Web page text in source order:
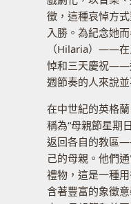
徵，這種哀悼方
入勝。為紀念她
（Hilaria）——在
悼和三天慶祝——
週節奏的人來說並
在中世紀的英格
稱為“母親節星期
返回各自的教區
己的母親。他們
禮物，這是一種
含著豐富的象徵